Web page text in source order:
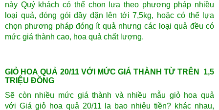
này Quý khách có thể chọn lựa theo phương pháp nhiều
loại quả, đóng gói đầy đặn lên tới 7,5kg, hoặc có thể lựa
chọn phương pháp đóng ít quả nhưng các loại quả đều có
mức giá thành cao, hoa quả chất lượng.
GIỎ HOA QUẢ 20/11 VỚI MỨC GIÁ THÀNH TỪ TRÊN 1,5
TRIỆU ĐỒNG
Sẽ còn nhiều mức giá thành và nhiều mẫu giỏ hoa quả
với Giá giỏ hoa quả 20/11 la bao nhiêu tiền? khác nhau,